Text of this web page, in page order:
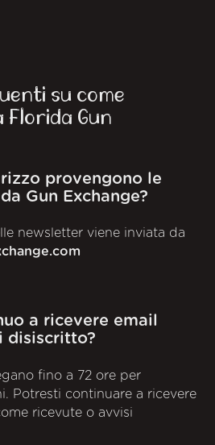
su come
Gun
provengono le
Gun Exchange?
newsletter viene inviata da
a ricevere email
disiscritto?
fino a 72 ore per
Potresti continuare a ricevere
ricevute o avvisi